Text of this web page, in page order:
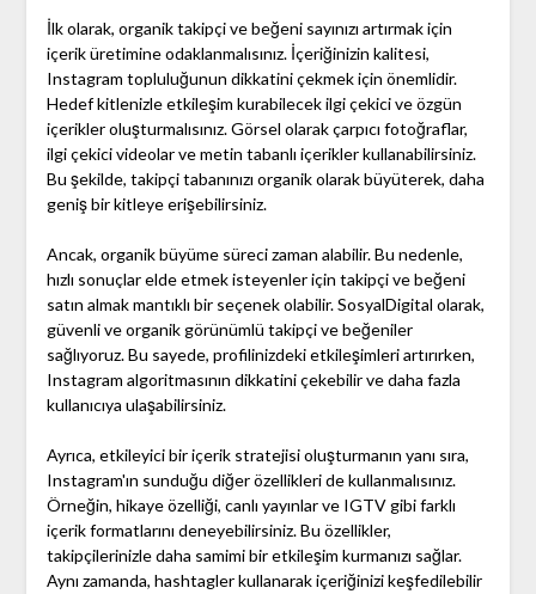
İlk olarak, organik takipçi ve beğeni sayınızı artırmak için
içerik üretimine odaklanmalısınız. İçeriğinizin kalitesi,
Instagram topluluğunun dikkatini çekmek için önemlidir.
Hedef kitlenizle etkileşim kurabilecek ilgi çekici ve özgün
içerikler oluşturmalısınız. Görsel olarak çarpıcı fotoğraflar,
ilgi çekici videolar ve metin tabanlı içerikler kullanabilirsiniz.
Bu şekilde, takipçi tabanınızı organik olarak büyüterek, daha
geniş bir kitleye erişebilirsiniz.
Ancak, organik büyüme süreci zaman alabilir. Bu nedenle,
hızlı sonuçlar elde etmek isteyenler için takipçi ve beğeni
satın almak mantıklı bir seçenek olabilir. SosyalDigital olarak,
güvenli ve organik görünümlü takipçi ve beğeniler
sağlıyoruz. Bu sayede, profilinizdeki etkileşimleri artırırken,
Instagram algoritmasının dikkatini çekebilir ve daha fazla
kullanıcıya ulaşabilirsiniz.
Ayrıca, etkileyici bir içerik stratejisi oluşturmanın yanı sıra,
Instagram'ın sunduğu diğer özellikleri de kullanmalısınız.
Örneğin, hikaye özelliği, canlı yayınlar ve IGTV gibi farklı
içerik formatlarını deneyebilirsiniz. Bu özellikler,
takipçilerinizle daha samimi bir etkileşim kurmanızı sağlar.
Aynı zamanda, hashtagler kullanarak içeriğinizi keşfedilebilir